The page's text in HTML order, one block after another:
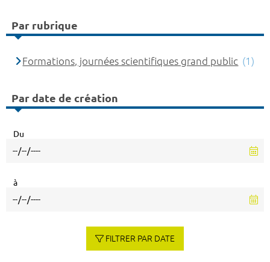
Par rubrique
Formations, journées scientifiques grand public (1)
Par date de création
Du
à
FILTRER PAR DATE